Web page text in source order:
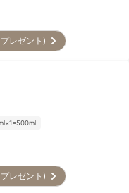
プレゼント)
プレゼント)